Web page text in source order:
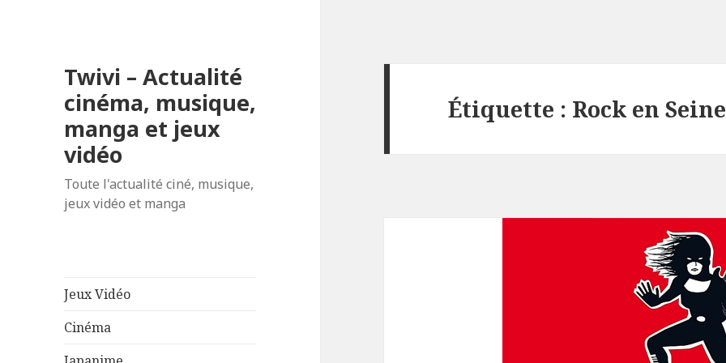
Twivi – Actualité
cinéma, musique,
manga et jeux
vidéo
Toute l'actualité ciné, musique,
jeux vidéo et manga
Jeux Vidéo
Cinéma
Étiquette : Rock en Seine